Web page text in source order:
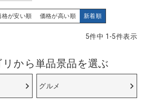
格が安い順 価格が高い順 新着順
5件中 1 -5件表示
から単品景品を選ぶ
グルメ